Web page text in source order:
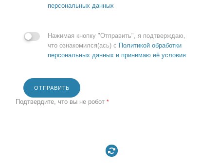
персональных данных
Нажимая кнопку "Отправить", я подтверждаю,
что ознакомился(ась) с Политикой обработки
персональных данных и принимаю её условия
ОТПРАВИТЬ
Подтвердите, что вы не робот *